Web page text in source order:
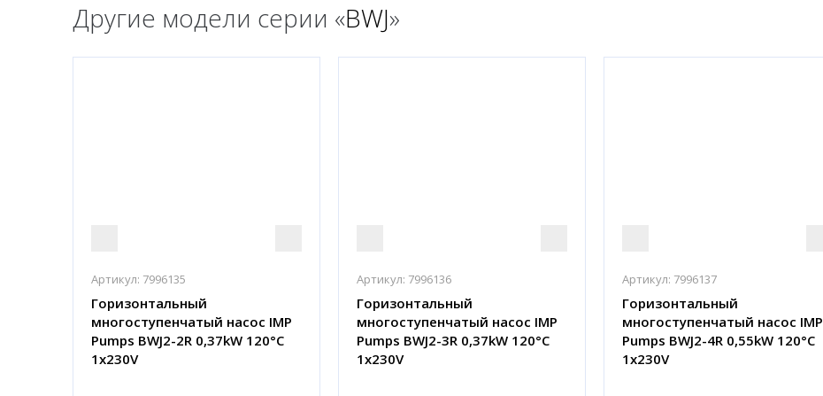
Другие модели серии «BWJ»
Артикул: 7996135
Горизонтальный
многоступенчатый насос IMP
Pumps BWJ2-2R 0,37kW 120°C
1x230V
Артикул: 7996136
Горизонтальный
многоступенчатый насос IMP
Pumps BWJ2-3R 0,37kW 120°C
1x230V
Артикул: 7996137
Горизонтальный
многоступенчатый насос IMP
Pumps BWJ2-4R 0,55kW 120°C
1x230V